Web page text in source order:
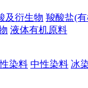
及衍生物 羧酸盐(有
液体有机原料
染料 中性染料 冰